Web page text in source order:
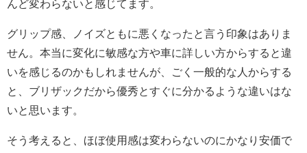
んど変わらないと感じてます。
グリップ感、ノイズともに悪くなったと言う印象はありま
せん。本当に変化に敏感な方や車に詳しい方からすると違
いを感じるのかもしれませんが、ごく一般的な人からする
と、ブリザックだから優秀とすぐに分かるような違いはな
いと思います。
そう考えると、ほぼ使用感は変わらないのにかなり安価で